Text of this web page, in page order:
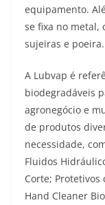
equipamento.
se fixa no metal,
sujeiras e poeira.
A Lubvap é
biodegradáveis
agronegócio e
de produtos
necessidade,
Fluidos
Corte; Protetivos
Hand Cleaner